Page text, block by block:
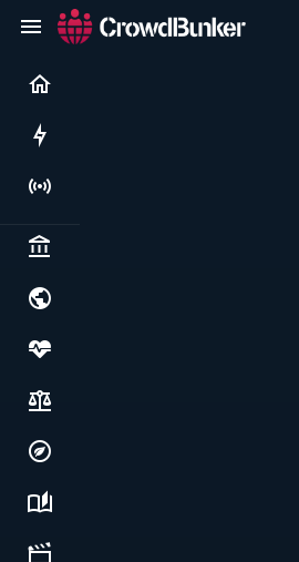
Live
Politics & institutions
Society, justice & freedoms
Economy, environment & technology
Science, history & spirituality